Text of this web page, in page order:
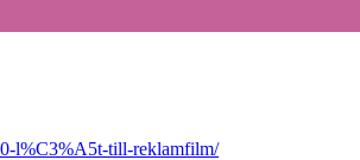
l%C3%A5t-till-reklamfilm/